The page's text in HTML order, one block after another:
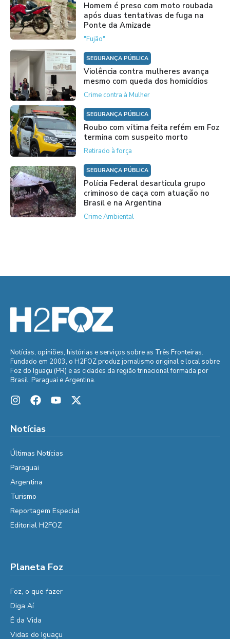
Homem é preso com moto roubada
após duas tentativas de fuga na
Ponte da Amizade
"Fujão"
SEGURANÇA PÚBLICA
Violência contra mulheres avança
mesmo com queda dos homicídios
Crime contra à Mulher
SEGURANÇA PÚBLICA
Roubo com vítima feita refém em Foz
termina com suspeito morto
Retirado à força
SEGURANÇA PÚBLICA
Polícia Federal desarticula grupo
criminoso de caça com atuação no
Brasil e na Argentina
Crime Ambiental
Notícias, opiniões, histórias e serviços sobre as Três Fronteiras.
Fundado em 2003, o H2FOZ produz jornalismo original e local sobre
Foz do Iguaçu (PR) e as cidades da região trinacional formada por
Brasil, Paraguai e Argentina.
Notícias
Últimas Notícias
Paraguai
Argentina
Turismo
Reportagem Especial
Editorial H2FOZ
Planeta Foz
Foz, o que fazer
Diga Aí
É da Vida
Vidas do Iguaçu